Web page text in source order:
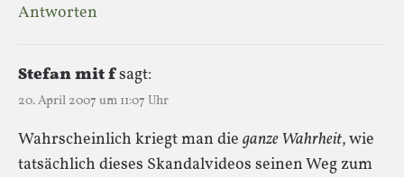
Antworten
Stefan mit fsagt:
20. April 2007 um 11:07 Uhr
Wahrscheinlich kriegt man die ganze Wahrheit, wie
tatsächlich dieses Skandalvideos seinen Weg zum